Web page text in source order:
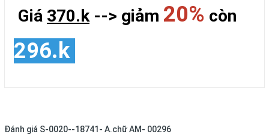
Giá 370.k--> giảm 20% còn
296.k
Đánh giá S-0020--18741- A.chữ AM- 00296